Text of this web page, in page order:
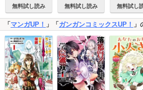
無料試し読み 無料試し読み 無料試し
「マンガUP！ 」「ガンガンコミックスUP！ 」